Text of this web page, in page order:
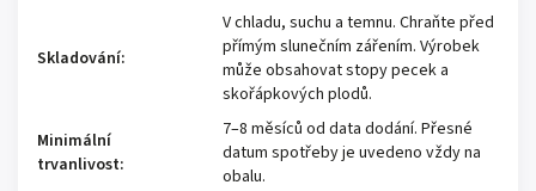
Skladování:
V chladu, suchu a temnu. Chraňte před
přímým slunečním zářením. Výrobek
může obsahovat stopy pecek a
skořápkových plodů.
Minimální
trvanlivost:
7–8 měsíců od data dodání. Přesné
datum spotřeby je uvedeno vždy na
obalu.